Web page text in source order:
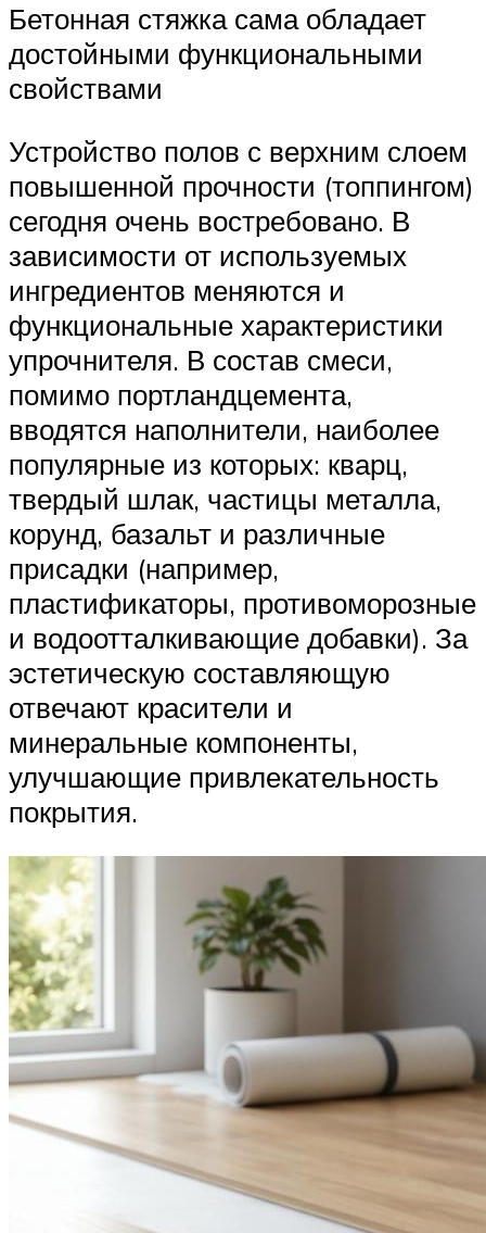
Бетонная стяжка сама обладает
достойными функциональными
свойствами
Устройство полов с верхним слоем
повышенной прочности (топпингом)
сегодня очень востребовано. В
зависимости от используемых
ингредиентов меняются и
функциональные характеристики
упрочнителя. В состав смеси,
помимо портландцемента,
вводятся наполнители, наиболее
популярные из которых: кварц,
твердый шлак, частицы металла,
корунд, базальт и различные
присадки (например,
пластификаторы, противоморозные
и водоотталкивающие добавки). За
эстетическую составляющую
отвечают красители и
минеральные компоненты,
улучшающие привлекательность
покрытия.